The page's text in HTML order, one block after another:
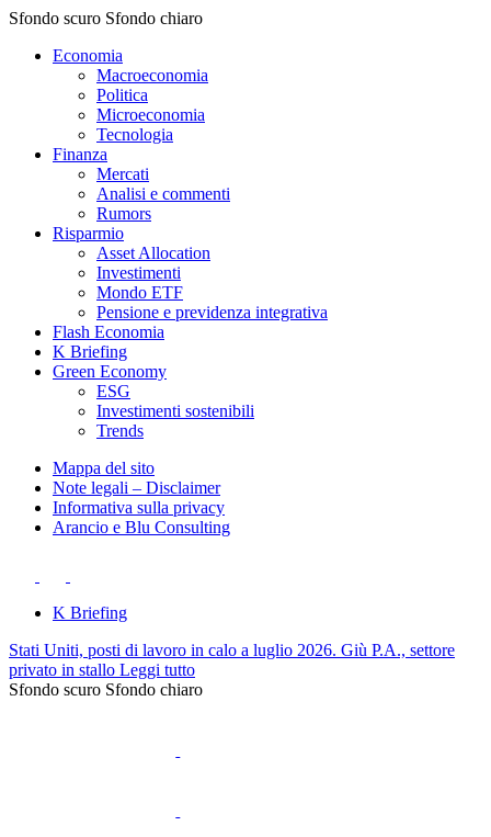
Sfondo scuro Sfondo chiaro
Economia
Macroeconomia
Politica
Microeconomia
Tecnologia
Finanza
Mercati
Analisi e commenti
Rumors
Risparmio
Asset Allocation
Investimenti
Mondo ETF
Pensione e previdenza integrativa
Flash Economia
K Briefing
Green Economy
ESG
Investimenti sostenibili
Trends
Mappa del sito
Note legali – Disclaimer
Informativa sulla privacy
Arancio e Blu Consulting
K Briefing
Stati Uniti, posti di lavoro in calo a luglio 2026. Giù P.A., settore
privato in stallo Leggi tutto
Sfondo scuro Sfondo chiaro